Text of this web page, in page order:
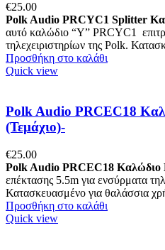
€25.00
Polk Audio PRCYC1 Splitter
αυτό καλώδιο “Y” PRCYC1
τηλεχειριστηρίων της Polk.
Προσθήκη στο καλάθι
Quick view
Polk Audio PRCEC18
(Τεμάχιο)-
€25.00
Polk Audio PRCEC18 Καλώδιο
επέκτασης 5.5m για ενσύρματα
Κατασκευασμένο για θαλάσσια
Προσθήκη στο καλάθι
Quick view